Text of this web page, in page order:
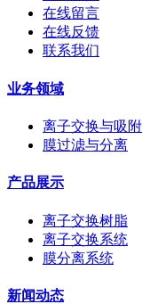
在线留言
在线反馈
联系我们
业务领域
离子交换与吸附
膜过滤与分离
产品展示
离子交换树脂
离子交换系统
膜分离系统
新闻动态